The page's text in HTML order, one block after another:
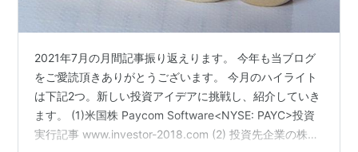
2021年7月の月間記事振り返えります。 今年も当ブログ
をご愛読頂きありがとうございます。 今月のハイライト
は下記2つ。新しい投資アイデアに挑戦し、紹介していき
ます。 (1)米国株 Paycom Software<NYSE: PAYC>投資
実行記事 www.investor-2018.com (2) 投資先企業の株主